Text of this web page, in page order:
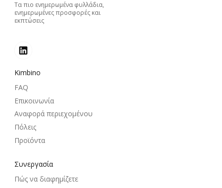
Τα πιο ενημερωμένα φυλλάδια,
ενημερωμένες προσφορές και
εκπτώσεις
Kimbino
FAQ
Επικοινωνία
Αναφορά περιεχομένου
Πόλεις
Προϊόντα
Συνεργασία
Πώς να διαφημίζετε